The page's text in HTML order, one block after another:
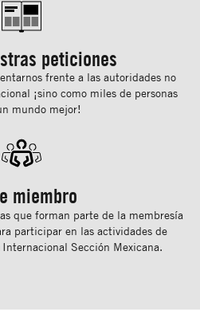
peticiones
frente a las autoridades no
¡sino como miles de personas
mundo mejor!
miembro
que forman parte de la membresía
participar en las actividades de
Sección Mexicana.